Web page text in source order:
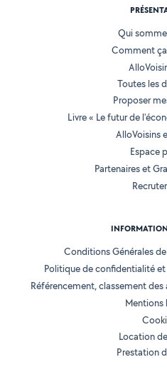
Qui
Comment
Toutes les
Proposer
Livre « Le futur de
AlloVoisins
Espace
Partenaires et
Conditions Générales
Politique de confidentialité
Référencement, classement
Mentions
Location
Prestation